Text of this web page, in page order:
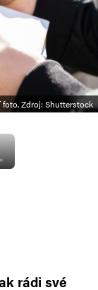
Zdroj: Shutterstock
rádi své